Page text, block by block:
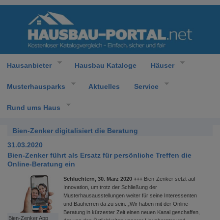
Hausanbieter Hausbau Kataloge Häuser
Musterhausparks Aktuelles Service
Rund ums Haus
Bien-Zenker digitalisiert die Beratung
31.03.2020
Bien-Zenker führt als Ersatz für persönliche Treffen die
Online-Beratung ein
Bien-Zenker App
Schlüchtern, 30. März 2020 +++ Bien-Zenker setzt auf
Innovation, um trotz der Schließung der
Musterhausausstellungen weiter für seine Interessenten
und Bauherren da zu sein. „Wir haben mit der Online-
Beratung in kürzester Zeit einen neuen Kanal geschaffen,